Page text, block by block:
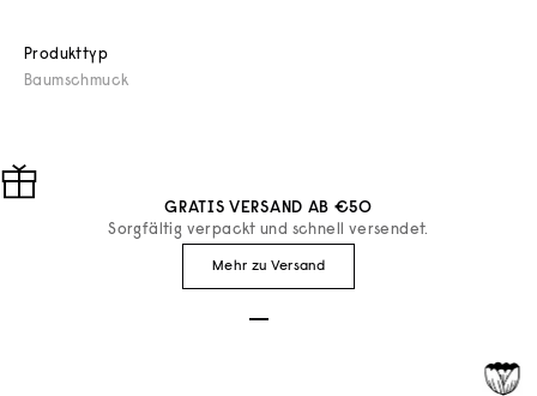
Produkttyp
Baumschmuck
GRATIS VERSAND AB €50
Sorgfältig verpackt und schnell versendet.
Mehr zu Versand